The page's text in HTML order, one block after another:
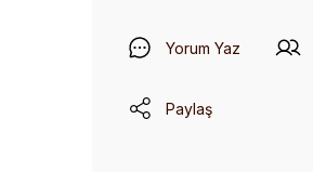
Yorum Yaz
Paylaş